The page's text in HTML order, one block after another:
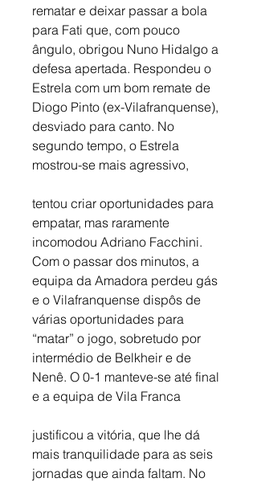
rematar e deixar passar a bola
para Fati que, com pouco
ângulo, obrigou Nuno Hidalgo a
defesa apertada. Respondeu o
Estrela com um bom remate de
Diogo Pinto (ex-Vilafranquense),
desviado para canto. No
segundo tempo, o Estrela
mostrou-se mais agressivo,
tentou criar oportunidades para
empatar, mas raramente
incomodou Adriano Facchini.
Com o passar dos minutos, a
equipa da Amadora perdeu gás
e o Vilafranquense dispôs de
várias oportunidades para
“matar” o jogo, sobretudo por
intermédio de Belkheir e de
Nenê. O 0-1 manteve-se até final
e a equipa de Vila Franca
justificou a vitória, que lhe dá
mais tranquilidade para as seis
jornadas que ainda faltam. No